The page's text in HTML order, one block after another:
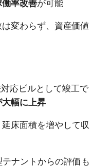
率改善が可能
変わらず、資産価値
応ビルとして竣工で
幅に上昇
床面積を増やして収
ナントからの評価も